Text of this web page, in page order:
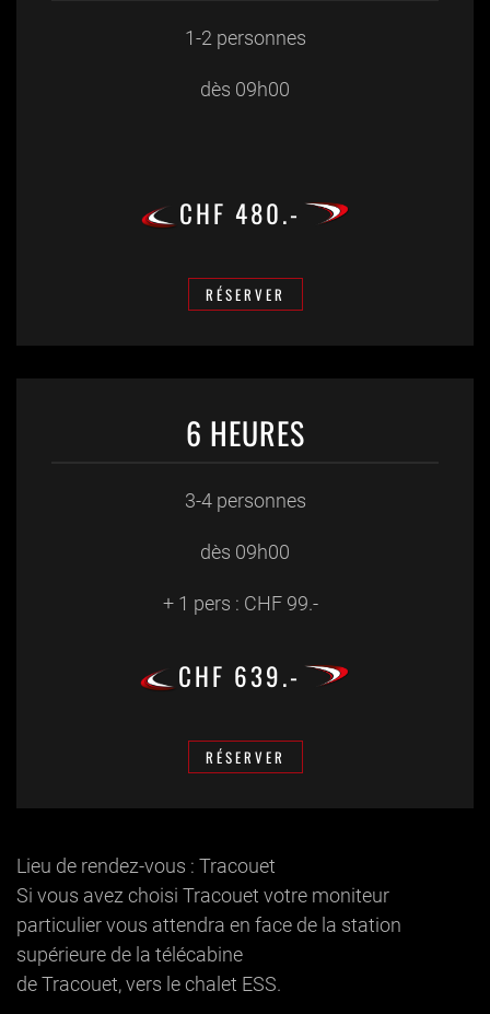
1-2 personnes
dès 09h00
CHF 480.-
RÉSERVER
6 HEURES
3-4 personnes
dès 09h00
+ 1 pers : CHF 99.-
CHF 639.-
RÉSERVER
Lieu de rendez-vous : Tracouet
Si vous avez choisi Tracouet votre moniteur
particulier vous attendra en face de la station
supérieure de la télécabine
de Tracouet, vers le chalet ESS.